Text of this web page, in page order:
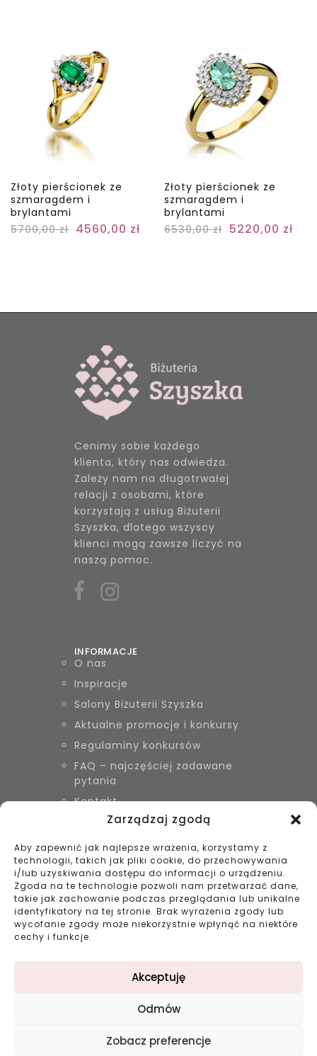
Zarządzaj zgodą
Aby zapewnić jak najlepsze wrażenia, korzystamy z
technologii, takich jak pliki cookie, do przechowywania
i/lub uzyskiwania dostępu do informacji o urządzeniu.
Zgoda na te technologie pozwoli nam przetwarzać dane,
takie jak zachowanie podczas przeglądania lub unikalne
identyfikatory na tej stronie. Brak wyrażenia zgody lub
wycofanie zgody może niekorzystnie wpłynąć na niektóre
cechy i funkcje.
Akceptuję
Odmów
Zobacz preferencje
Złoty pierścionek ze
szmaragdem i
brylantami
5700,00zł 4560,00 zł
Złoty pierścionek ze
szmaragdem i
brylantami
6530,00zł 5220,00 zł
Cenimy sobie każdego
klienta, który nas odwiedza.
Zależy nam na długotrwałej
relacji z osobami, które
korzystają z usług Biżuterii
Szyszka, dlatego wszyscy
klienci mogą zawsze liczyć na
naszą pomoc.
INFORMACJE
O nas
Inspiracje
Salony Biżuterii Szyszka
Aktualne promocje i konkursy
Regulaminy konkursów
FAQ – najczęściej zadawane
pytania
Kontakt
KONTAKT
Biżuteria Szyszka Sieradz,
Zduńska Wola, Łask
799 038 980
43 695 80 11
kontakt@bizuteriaszyszka.pl
Projekt: double-digital.pl